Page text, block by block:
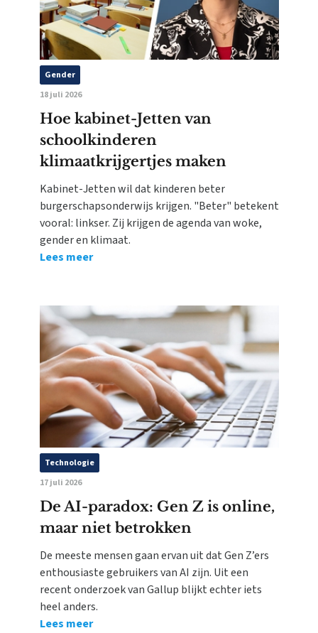
Gender
18 juli 2026
Hoe kabinet-Jetten van
schoolkinderen
klimaatkrijgertjes maken
Kabinet-Jetten wil dat kinderen beter
burgerschapsonderwijs krijgen. "Beter" betekent
vooral: linkser. Zij krijgen de agenda van woke,
gender en klimaat.
Lees meer
Technologie
17 juli 2026
De AI-paradox: Gen Z is online,
maar niet betrokken
De meeste mensen gaan ervan uit dat Gen Z’ers
enthousiaste gebruikers van AI zijn. Uit een
recent onderzoek van Gallup blijkt echter iets
heel anders.
Lees meer